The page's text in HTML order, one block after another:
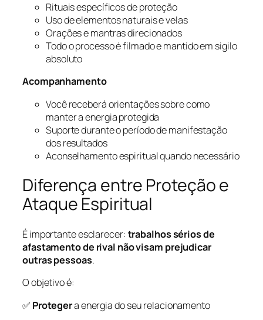
Rituais específicos de proteção
Uso de elementos naturais e velas
Orações e mantras direcionados
Todo o processo é filmado e mantido em sigilo
absoluto
Acompanhamento
Você receberá orientações sobre como
manter a energia protegida
Suporte durante o período de manifestação
dos resultados
Aconselhamento espiritual quando necessário
Diferença entre Proteção e
Ataque Espiritual
É importante esclarecer: trabalhos sérios de
afastamento de rival não visam prejudicar
outras pessoas.
O objetivo é:
✅ Protegera energia do seu relacionamento